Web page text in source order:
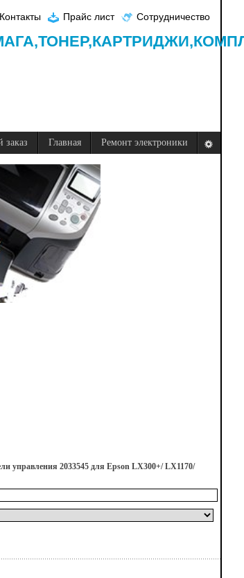
Контакты Прайс лист Сотрудничество
ТОНЕР,КАРТРИДЖИ,
заказ Главная Ремонт электроники
управления 2033545 для Epson LX300+/ LX1170/